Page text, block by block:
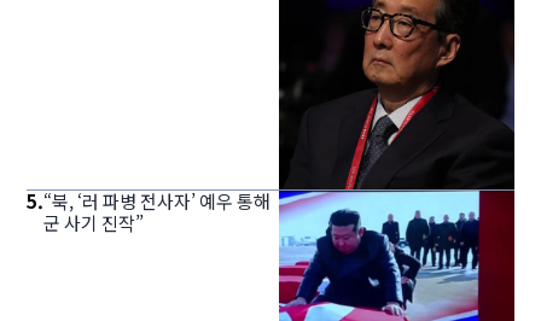
5.“북, ‘러 파병 전사자’ 예우 통해
군 사기 진작”